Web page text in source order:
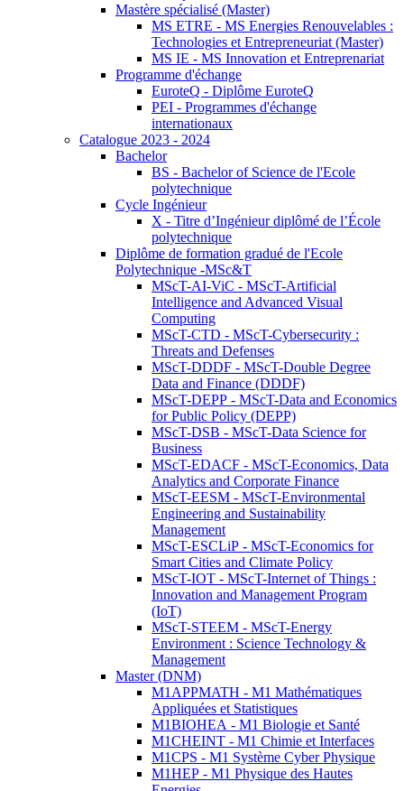
Mastère spécialisé (Master)
MS ETRE - MS Energies Renouvelables :
Technologies et Entrepreneuriat (Master)
MS IE - MS Innovation et Entreprenariat
Programme d'échange
EuroteQ - Diplôme EuroteQ
PEI - Programmes d'échange
internationaux
Catalogue 2023 - 2024
Bachelor
BS - Bachelor of Science de l'Ecole
polytechnique
Cycle Ingénieur
X - Titre d’Ingénieur diplômé de l’École
polytechnique
Diplôme de formation gradué de l'Ecole
Polytechnique -MSc&T
MScT-AI-ViC - MScT-Artificial
Intelligence and Advanced Visual
Computing
MScT-CTD - MScT-Cybersecurity :
Threats and Defenses
MScT-DDDF - MScT-Double Degree
Data and Finance (DDDF)
MScT-DEPP - MScT-Data and Economics
for Public Policy (DEPP)
MScT-DSB - MScT-Data Science for
Business
MScT-EDACF - MScT-Economics, Data
Analytics and Corporate Finance
MScT-EESM - MScT-Environmental
Engineering and Sustainability
Management
MScT-ESCLiP - MScT-Economics for
Smart Cities and Climate Policy
MScT-IOT - MScT-Internet of Things :
Innovation and Management Program
(IoT)
MScT-STEEM - MScT-Energy
Environment : Science Technology &
Management
Master (DNM)
M1APPMATH - M1 Mathématiques
Appliquées et Statistiques
M1BIOHEA - M1 Biologie et Santé
M1CHEINT - M1 Chimie et Interfaces
M1CPS - M1 Système Cyber Physique
M1HEP - M1 Physique des Hautes